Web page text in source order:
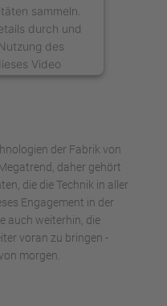
sammeln.
durch und
des
Video
Consent
der Fabrik von
daher gehört
die die Technik in aller
Engagement in der
auch weiterhin, die
voran zu bringen -
morgen.